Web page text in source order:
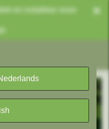
en installeer onze ×